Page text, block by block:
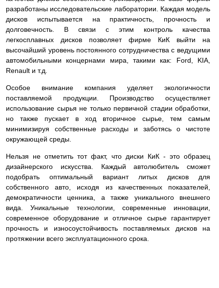
разработаны исследовательские лаборатории. Каждая модель
дисков испытывается на практичность, прочность и
долговечность. В связи с этим контроль качества
легкосплавных дисков позволяет фирме КиК выйти на
высочайший уровень постоянного сотрудничества с ведущими
автомобильными концернами мира, такими как: Ford, KIA,
Renault и т.д.
Особое внимание компания уделяет экологичности
поставляемой продукции. Производство осуществляет
использование сырья не только первичной стадии обработки,
но также пускает в ход вторичное сырье, тем самым
минимизируя собственные расходы и заботясь о чистоте
окружающей среды.
Нельзя не отметить тот факт, что диски КиК - это образец
дизайнерского искусства. Каждый автолюбитель сможет
подобрать оптимальный вариант литых дисков для
собственного авто, исходя из качественных показателей,
демократичности ценника, а также уникального внешнего
вида. Уникальные технологии, современные инновации,
современное оборудование и отличное сырье гарантирует
прочность и износоустойчивость поставляемых дисков на
протяжении всего эксплуатационного срока.